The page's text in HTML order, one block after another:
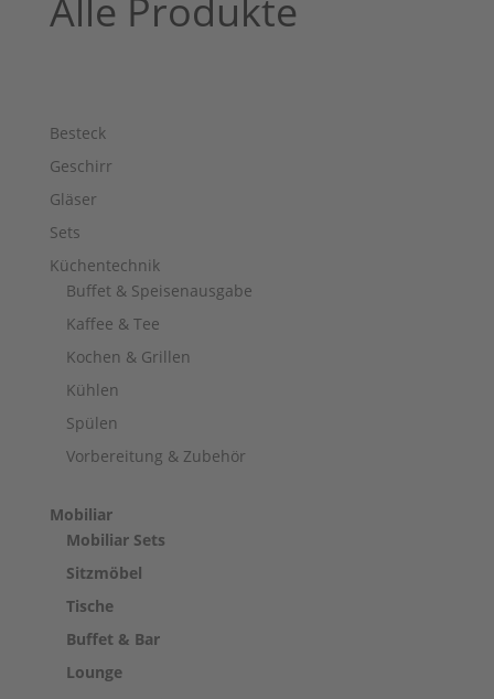
Alle Produkte
Besteck
Geschirr
Gläser
Sets
Küchentechnik
Buffet & Speisenausgabe
Kaffee & Tee
Kochen & Grillen
Kühlen
Spülen
Vorbereitung & Zubehör
Mobiliar
Mobiliar Sets
Sitzmöbel
Tische
Buffet & Bar
Lounge